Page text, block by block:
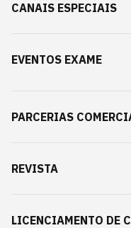
CANAIS ESPECIAIS
EVENTOS EXAME
PARCERIAS
REVISTA
LICENCIAMENTO DE